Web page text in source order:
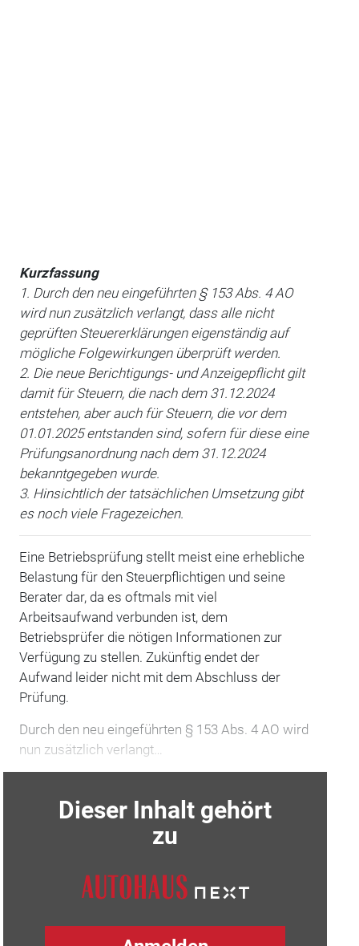
Kurzfassung
1. Durch den neu eingeführten § 153 Abs. 4 AO
wird nun zusätzlich verlangt, dass alle nicht
geprüften Steuererklärungen eigenständig auf
mögliche Folgewirkungen überprüft werden.
2. Die neue Berichtigungs- und Anzeigepflicht gilt
damit für Steuern, die nach dem 31.12.2024
entstehen, aber auch für Steuern, die vor dem
01.01.2025 entstanden sind, sofern für diese eine
Prüfungsanordnung nach dem 31.12.2024
bekanntgegeben wurde.
3. Hinsichtlich der tatsächlichen Umsetzung gibt
es noch viele Fragezeichen.
Eine Betriebsprüfung stellt meist eine erhebliche
Belastung für den Steuerpflichtigen und seine
Berater dar, da es oftmals mit viel
Arbeitsaufwand verbunden ist, dem
Betriebsprüfer die nötigen Informationen zur
Verfügung zu stellen. Zukünftig endet der
Aufwand leider nicht mit dem Abschluss der
Prüfung.
Durch den neu eingeführten § 153 Abs. 4 AO wird
nun zusätzlich verlangt…
Dieser Inhalt gehört
zu